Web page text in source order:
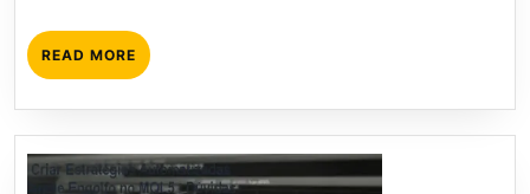
READ MORE READ
MORE